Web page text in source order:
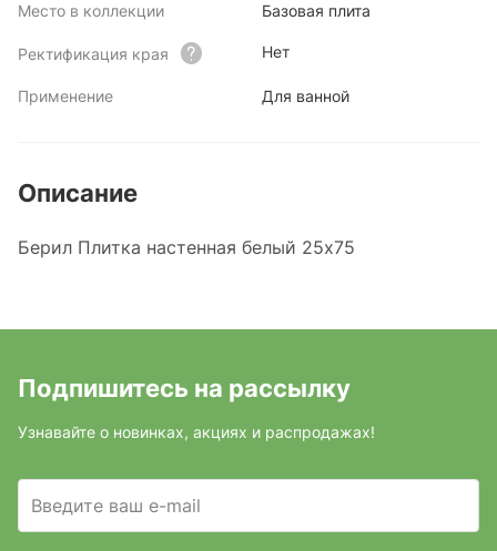
Место в коллекции Базовая плита
Ректификация края Нет
Применение Для ванной
Описание
Берил Плитка настенная белый 25х75
Подпишитесь на рассылку
Узнавайте о новинках, акциях и распродажах!
Введите ваш e-mail